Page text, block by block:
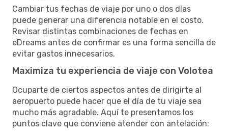
Cambiar tus fechas de viaje por uno o dos días
puede generar una diferencia notable en el costo.
Revisar distintas combinaciones de fechas en
eDreams antes de confirmar es una forma sencilla de
evitar gastos innecesarios.
Maximiza tu experiencia de viaje con Volotea
Ocuparte de ciertos aspectos antes de dirigirte al
aeropuerto puede hacer que el día de tu viaje sea
mucho más agradable. Aquí te presentamos los
puntos clave que conviene atender con antelación: